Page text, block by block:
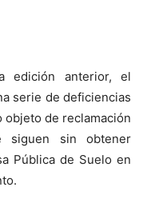
edición anterior, el
serie de deficiencias
de reclamación
sin obtener
Pública de Suelo en